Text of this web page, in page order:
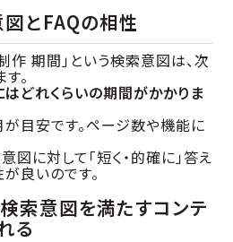
とFAQの相性
作 期間」という検索意図は、次
。
どれくらいの期間がかかりま
目安です。ページ数や機能に
図に対して「短く・的確に」答え
良いのです。
索意図を満たすコンテ
る